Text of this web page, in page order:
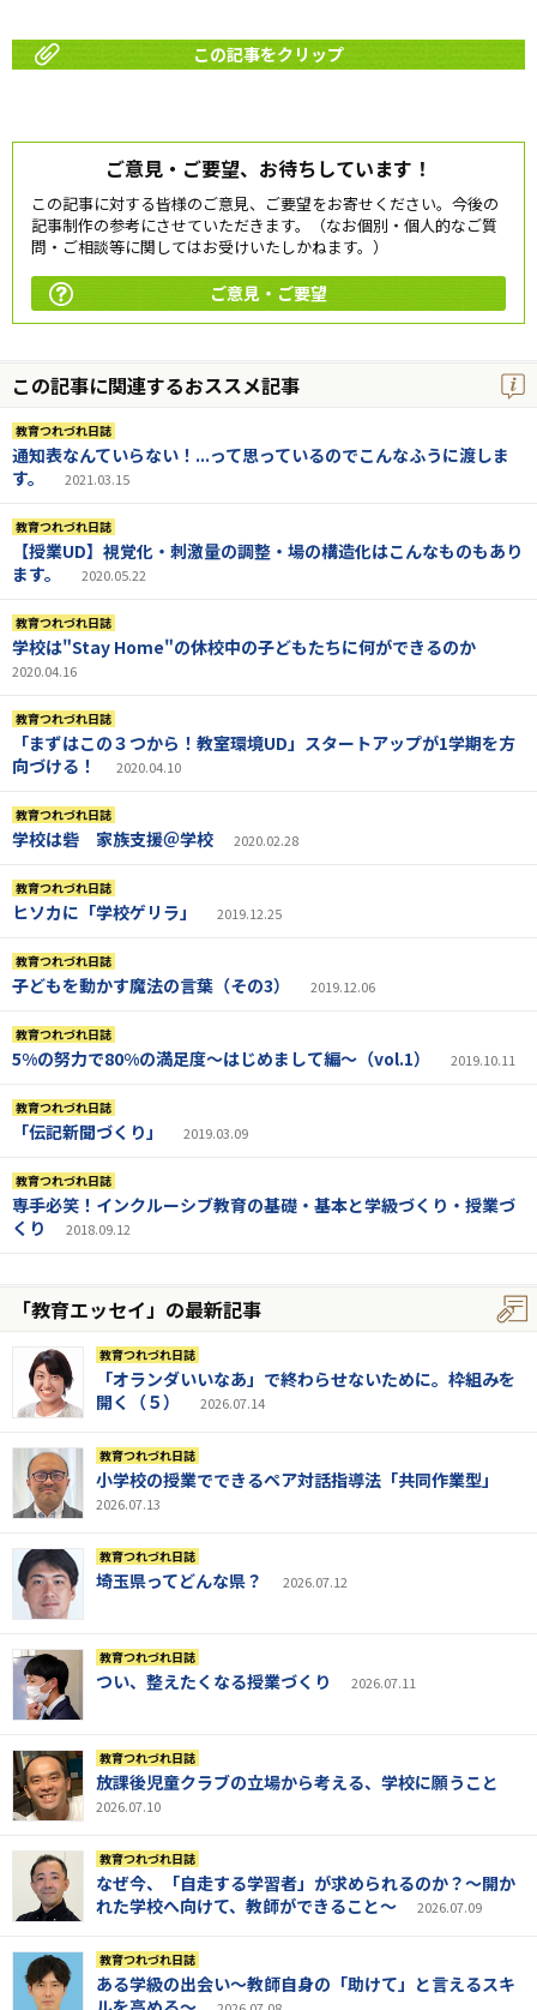
この記事をクリップ
ご意見・ご要望、お待ちしています！
この記事に対する皆様のご意見、ご要望をお寄せください。今後の
記事制作の参考にさせていただきます。（なお個別・個人的なご質
問・ご相談等に関してはお受けいたしかねます。）
ご意見・ご要望
この記事に関連するおススメ記事
教育つれづれ日誌
通知表なんていらない！...って思っているのでこんなふうに渡しま
す。
2021.03.15
教育つれづれ日誌
【授業UD】視覚化・刺激量の調整・場の構造化はこんなものもあり
ます。
2020.05.22
教育つれづれ日誌
学校は"Stay Home"の休校中の子どもたちに何ができるのか
2020.04.16
教育つれづれ日誌
「まずはこの３つから！教室環境UD」スタートアップが1学期を方
向づける！
2020.04.10
教育つれづれ日誌
学校は砦 家族支援＠学校 2020.02.28
教育つれづれ日誌
ヒソカに「学校ゲリラ」 2019.12.25
教育つれづれ日誌
子どもを動かす魔法の言葉（その3） 2019.12.06
教育つれづれ日誌
5%の努力で80%の満足度〜はじめまして編〜（vol.1） 2019.10.11
教育つれづれ日誌
「伝記新聞づくり」 2019.03.09
教育つれづれ日誌
専手必笑！インクルーシブ教育の基礎・基本と学級づくり・授業づ
くり
2018.09.12
「教育エッセイ」の最新記事
教育つれづれ日誌
「オランダいいなあ」で終わらせないために。枠組みを
開く（５）
2026.07.14
教育つれづれ日誌
小学校の授業でできるペア対話指導法「共同作業型」
2026.07.13
教育つれづれ日誌
埼玉県ってどんな県？ 2026.07.12
教育つれづれ日誌
つい、整えたくなる授業づくり 2026.07.11
教育つれづれ日誌
放課後児童クラブの立場から考える、学校に願うこと
2026.07.10
教育つれづれ日誌
なぜ今、「自走する学習者」が求められるのか？～開か
れた学校へ向けて、教師ができること～
2026.07.09
教育つれづれ日誌
ある学級の出会い～教師自身の「助けて」と言えるスキ